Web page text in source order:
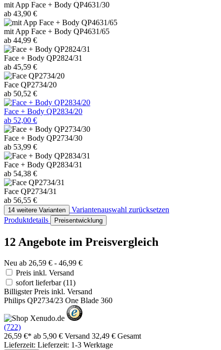
mit App Face + Body QP4631/30
ab 43,90 €
mit App Face + Body QP4631/65
ab 44,99 €
Face + Body QP2824/31
ab 45,59 €
Face QP2734/20
ab 50,52 €
Face + Body QP2834/20
ab 52,00 €
Face + Body QP2734/30
ab 53,99 €
Face + Body QP2834/31
ab 54,38 €
Face QP2734/31
ab 56,55 €
14 weitere Varianten
Variantenauswahl zurücksetzen
Produktdetails
Preisentwicklung
12 Angebote im Preisvergleich
Neu ab 26,59 € - 46,99 €
Preis inkl. Versand
sofort lieferbar(11)
Billigster Preis inkl. Versand
Philips QP2734/23 One Blade 360
(722)
26,59 €* ab 5,90 € Versand 32,49 € Gesamt
Lieferzeit: Lieferzeit: 1-3 Werktage